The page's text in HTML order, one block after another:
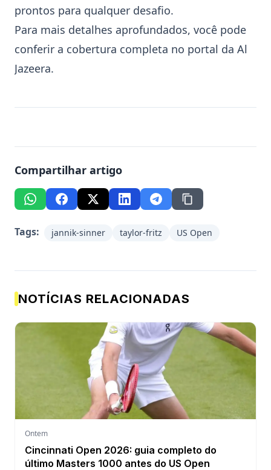
prontos para qualquer desafio.
Para mais detalhes aprofundados, você pode
conferir a cobertura completa no portal da Al
Jazeera.
Compartilhar artigo
Tags: jannik-sinner taylor-fritz US Open
NOTÍCIAS RELACIONADAS
Ontem
Cincinnati Open 2026: guia completo do
último Masters 1000 antes do US Open